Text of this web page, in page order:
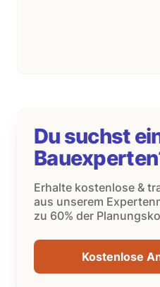
Du suchst
Erhalte kostenlose &
aus unserem
zu 60% der
Kostenlose